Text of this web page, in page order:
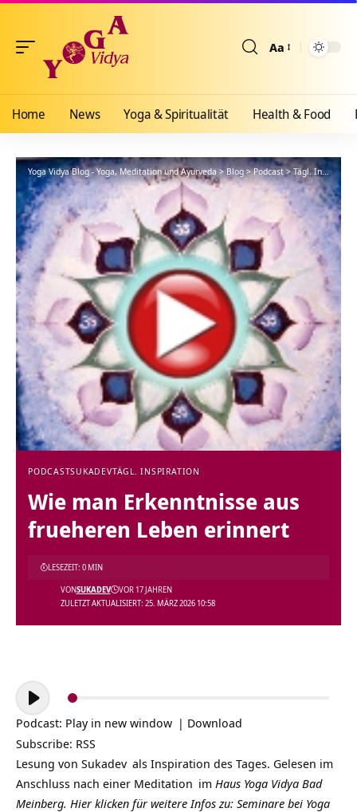
Aa
Home News Yoga & Spiritualität Health & Food
Yoga Vidya Blog - Yoga, Meditation und Ayurveda>Blog>Podcast>Tägl. Inspiration
PODCASTSUKADEVTÄGL. INSPIRATION
Wie man Erkenntnisse aus
frueheren Leben erinnert
ZULETZT AKTUALISIERT: 25. MÄRZ 2026 10:58
VONSUKADEV VOR 17 JAHREN
LESEZEIT: 0 MIN
Audio-
Player
Podcast: Play in new window | Download
Subscribe: RSS
Lesung von Sukadev als Inspiration des Tages. Gelesen im
Anschluss nach einer Meditation im Haus Yoga Vidya Bad
Meinberg. Hier klicken für weitere Infos zu: Seminare bei Yoga